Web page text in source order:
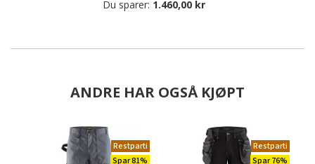
Du sparer: 1.460,00 kr
ANDRE HAR OGSÅ KJØPT
Restparti
Spar 81%
Restparti
Spar 76%